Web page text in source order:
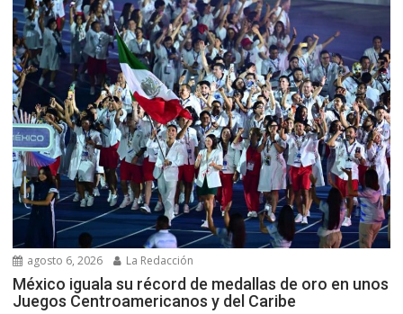
agosto 6, 2026 La Redacción
México iguala su récord de medallas de oro en unos
Juegos Centroamericanos y del Caribe